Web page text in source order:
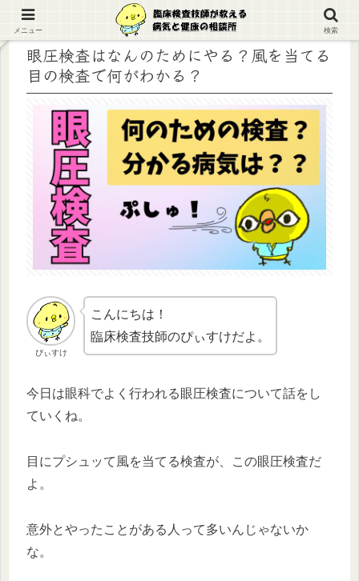
眼圧検査はなんのためにやる？風を当てる
目の検査で何がわかる？
ぴぃすけ
こんにちは！
臨床検査技師のぴぃすけだよ。
今日は眼科でよく行われる眼圧検査について話をし
ていくね。
目にプシュッて風を当てる検査が、この眼圧検査だ
よ。
意外とやったことがある人って多いんじゃないか
な。
メニュー 検索